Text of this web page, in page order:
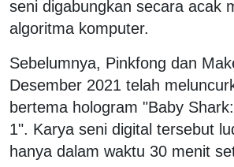
seni digabungkan secara acak
algoritma komputer.
Sebelumnya, Pinkfong dan
Desember 2021 telah
bertema hologram "Baby
1". Karya seni digital tersebut
hanya dalam waktu 30 menit